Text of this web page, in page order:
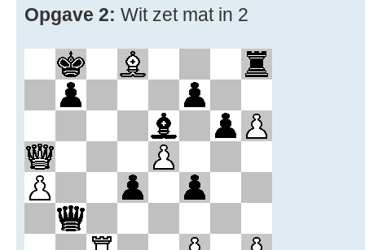
Opgave 2: Wit zet mat in 2